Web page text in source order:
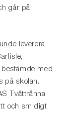
går på
leverera
med
på skolan.
Tvättränna
och smidigt